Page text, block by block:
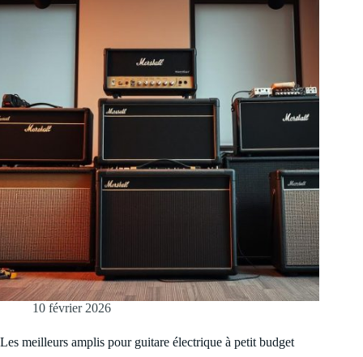
10 février 2026
Les meilleurs amplis pour guitare électrique à petit budget